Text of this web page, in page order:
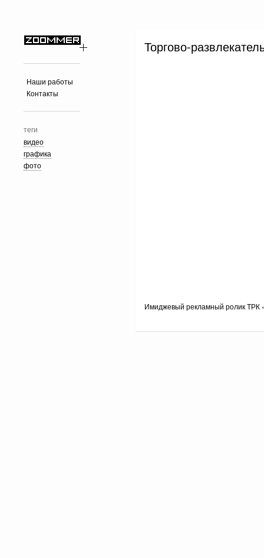
Наши работы
Контакты
теги
видео
графика
фото
Торгово-
Имиджевый рекламный ролик ТРК